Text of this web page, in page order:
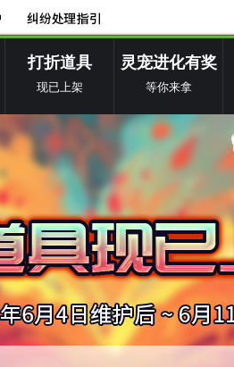
打折道具
现已上架
灵宠进化有奖
等你来拿